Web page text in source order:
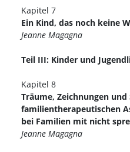
Kapitel 7
Ein Kind, das noch keine
Jeanne Magagna
Teil III: Kinder und
Kapitel 8
Träume, Zeichnungen und
familientherapeutischen
bei Familien mit nicht
Jeanne Magagna